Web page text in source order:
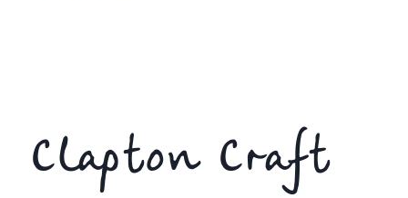
Clapton Craft